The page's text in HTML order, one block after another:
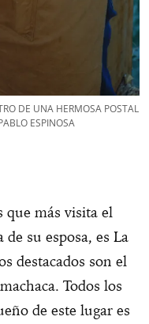
DE UNA HERMOSA POSTAL
ESPINOSA
que más visita el
su esposa, es La
destacados son el
Todos los
de este lugar es